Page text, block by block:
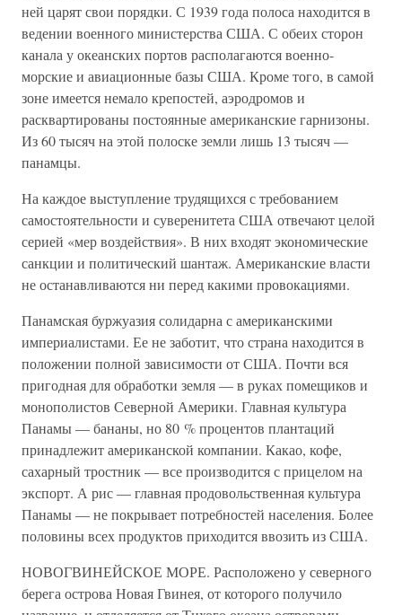
ней царят свои порядки. С 1939 года полоса находится в
ведении военного министерства США. С обеих сторон
канала у океанских портов располагаются военно-
морские и авиационные базы США. Кроме того, в самой
зоне имеется немало крепостей, аэродромов и
расквартированы постоянные американские гарнизоны.
Из 60 тысяч на этой полоске земли лишь 13 тысяч —
панамцы.
На каждое выступление трудящихся с требованием
самостоятельности и суверенитета США отвечают целой
серией «мер воздействия». В них входят экономические
санкции и политический шантаж. Американские власти
не останавливаются ни перед какими провокациями.
Панамская буржуазия солидарна с американскими
империалистами. Ее не заботит, что страна находится в
положении полной зависимости от США. Почти вся
пригодная для обработки земля — в руках помещиков и
монополистов Северной Америки. Главная культура
Панамы — бананы, но 80 % процентов плантаций
принадлежит американской компании. Какао, кофе,
сахарный тростник — все производится с прицелом на
экспорт. А рис — главная продовольственная культура
Панамы — не покрывает потребностей населения. Более
половины всех продуктов приходится ввозить из США.
НОВОГВИНЕЙСКОЕ МОРЕ. Расположено у северного
берега острова Новая Гвинея, от которого получило